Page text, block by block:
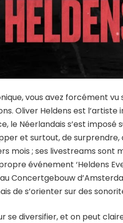
vous avez forcément
Oliver Heldens est
le Néerlandais s’est imposé
et surtout, de
mois ; ses livestreams sont
événement ‘Heldens
Concertgebouw
de s’orienter sur des
se diversifier, et on peut